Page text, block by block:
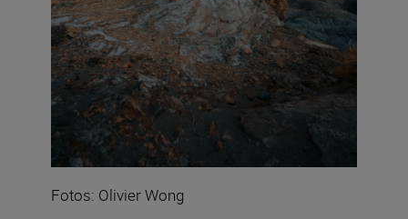
Fotos: Olivier Wong